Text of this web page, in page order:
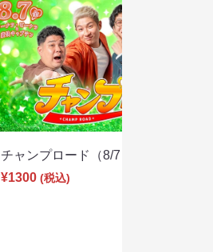
チャンプロード（8/7 19:30）
¥1300 (税込)